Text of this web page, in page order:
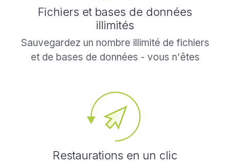
Fichiers et bases de données
illimités
Sauvegardez un nombre illimité de fichiers
et de bases de données - vous n'êtes
Restaurations en un clic